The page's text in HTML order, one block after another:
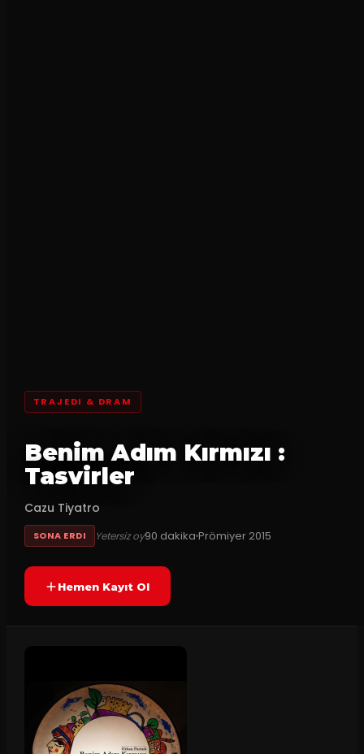
TRAJEDI & DRAM
Benim Adım Kırmızı :
Tasvirler
Cazu Tiyatro
SONA ERDI Yetersiz oy90 dakikaPrömiyer 2015
Hemen Kayıt Ol